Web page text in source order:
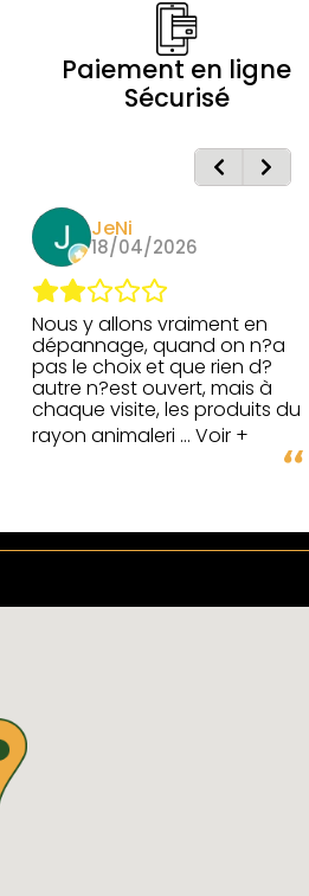
Paiement en ligne
Sécurisé
JeNi
18/04/2026
Nous y allons vraiment en
dépannage, quand on n?a
pas le choix et que rien d?
autre n?est ouvert, mais à
chaque visite, les produits du
rayon animaleri ... Voir +